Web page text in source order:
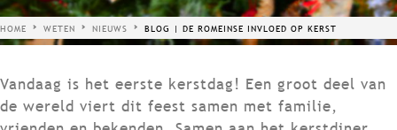
HOME WETEN NIEUWS BLOG | DE ROMEINSE INVLOED OP KERST
Vandaag is het eerste kerstdag! Een groot deel van
de wereld viert dit feest samen met familie,